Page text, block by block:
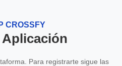
CROSSFY
Para registrarte sigue las